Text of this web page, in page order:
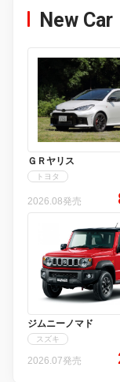
New Car
ＧＲヤリス
トヨタ
2026.08発売
ジムニーノマド
スズキ
2026.07発売